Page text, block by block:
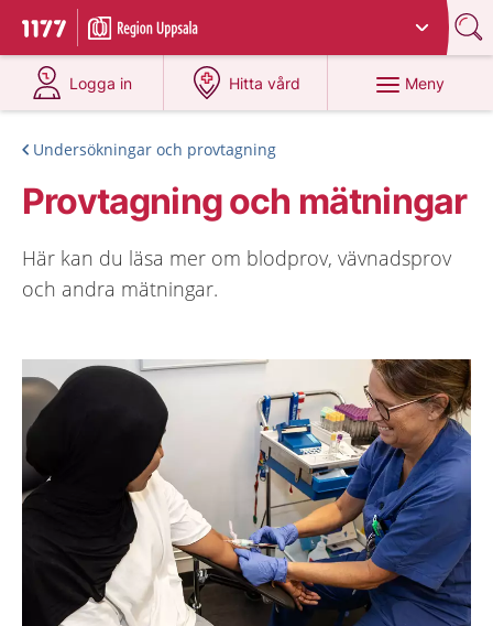
Till startsidan för 1177
Du har valt region
Logga in
på 1177.se
Hitta vård
på 1177.se
Meny
Undersökningar och provtagning
Provtagning och mätningar
Här kan du läsa mer om blodprov, vävnadsprov
och andra mätningar.